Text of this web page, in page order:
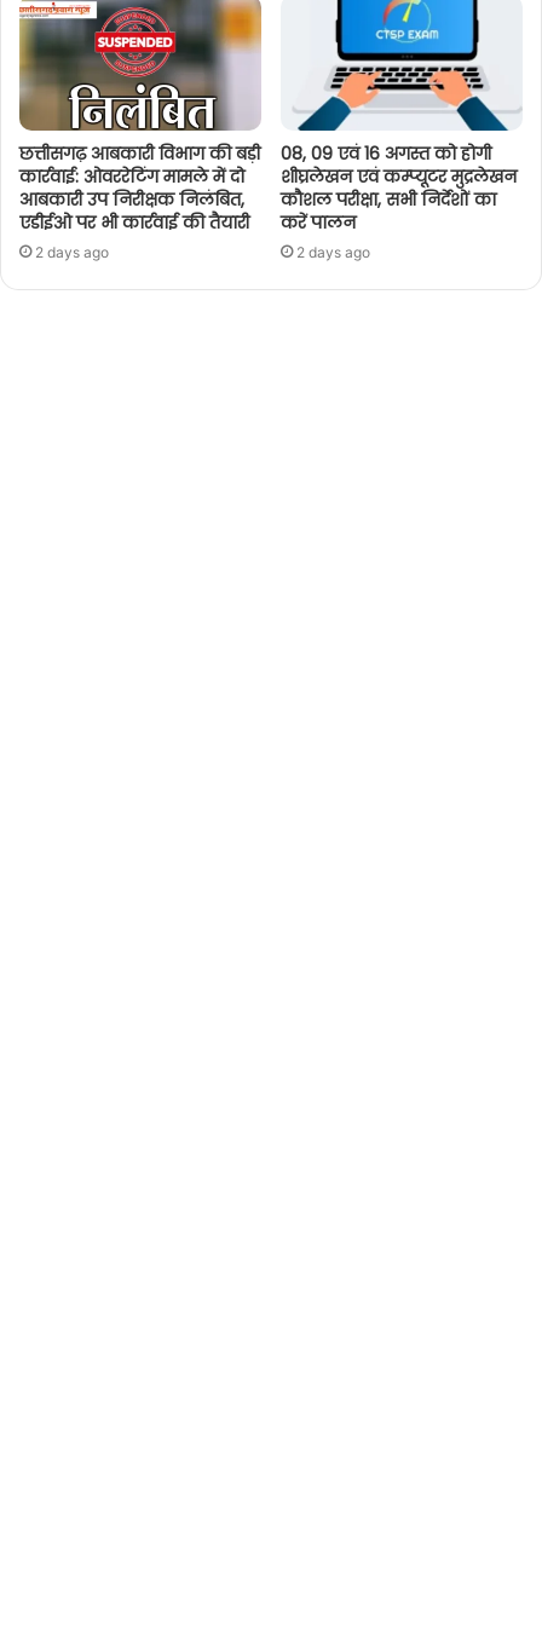
छत्तीसगढ़ आबकारी विभाग की बड़ी
कार्रवाई: ओवररेटिंग मामले में दो
आबकारी उप निरीक्षक निलंबित,
एडीईओ पर भी कार्रवाई की तैयारी
2 days ago
08, 09 एवं 16 अगस्त को होगी
शीघ्रलेखन एवं कम्प्यूटर मुद्रलेखन
कौशल परीक्षा, सभी निर्देशों का
करें पालन
2 days ago